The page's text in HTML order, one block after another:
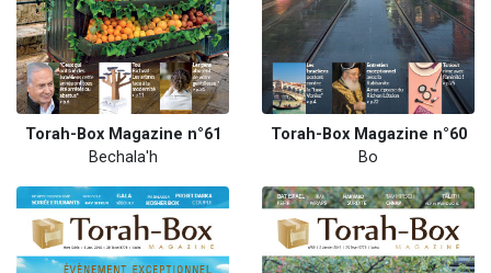
Torah-Box Magazine n°61
Bechala'h
Torah-Box Magazine n°60
Bo